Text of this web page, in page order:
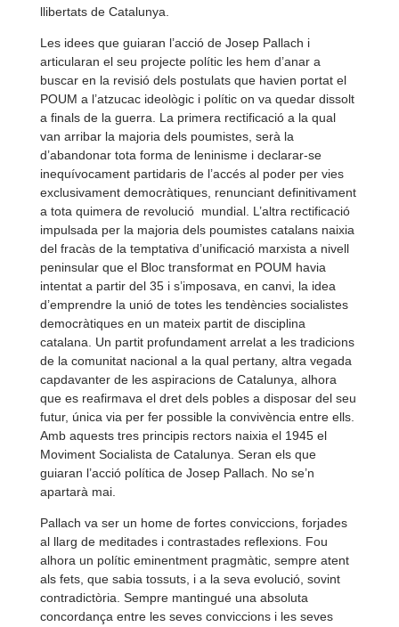
llibertats de Catalunya.
Les idees que guiaran l’acció de Josep Pallach i
articularan el seu projecte polític les hem d’anar a
buscar en la revisió dels postulats que havien portat el
POUM a l’atzucac ideològic i polític on va quedar dissolt
a finals de la guerra. La primera rectificació a la qual
van arribar la majoria dels poumistes, serà la
d’abandonar tota forma de leninisme i declarar-se
inequívocament partidaris de l’accés al poder per vies
exclusivament democràtiques, renunciant definitivament
a tota quimera de revolució mundial. L’altra rectificació
impulsada per la majoria dels poumistes catalans naixia
del fracàs de la temptativa d’unificació marxista a nivell
peninsular que el Bloc transformat en POUM havia
intentat a partir del 35 i s’imposava, en canvi, la idea
d’emprendre la unió de totes les tendències socialistes
democràtiques en un mateix partit de disciplina
catalana. Un partit profundament arrelat a les tradicions
de la comunitat nacional a la qual pertany, altra vegada
capdavanter de les aspiracions de Catalunya, alhora
que es reafirmava el dret dels pobles a disposar del seu
futur, única via per fer possible la convivència entre ells.
Amb aquests tres principis rectors naixia el 1945 el
Moviment Socialista de Catalunya. Seran els que
guiaran l’acció política de Josep Pallach. No se’n
apartarà mai.
Pallach va ser un home de fortes conviccions, forjades
al llarg de meditades i contrastades reflexions. Fou
alhora un polític eminentment pragmàtic, sempre atent
als fets, que sabia tossuts, i a la seva evolució, sovint
contradictòria. Sempre mantingué una absoluta
concordança entre les seves conviccions i les seves